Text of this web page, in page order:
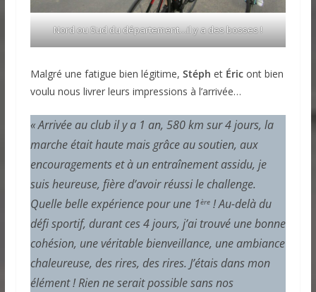
Nord ou Sud du département…il y a des bosses !
Malgré une fatigue bien légitime, Stéph et Éricont bien
voulu nous livrer leurs impressions à l’arrivée…
« Arrivée au club il y a 1 an, 580 km sur 4 jours, la
marche était haute mais grâce au soutien, aux
encouragements et à un entraînement assidu, je
suis heureuse, fière d’avoir réussi le challenge.
Quelle belle expérience pour une 1ère! Au-delà du
défi sportif, durant ces 4 jours, j’ai trouvé une bonne
cohésion, une véritable bienveillance, une ambiance
chaleureuse, des rires, des rires. J’étais dans mon
élément ! Rien ne serait possible sans nos